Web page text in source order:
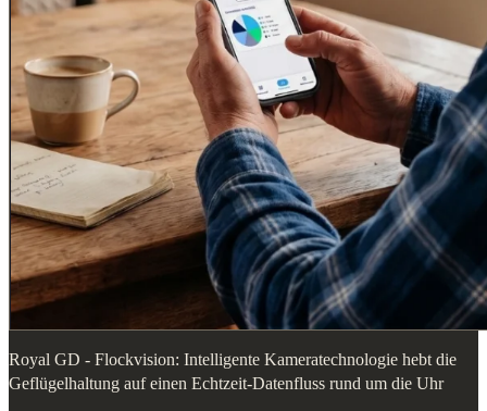
Royal GD - Flockvision: Intelligente Kameratechnologie hebt die
Geflügelhaltung auf einen Echtzeit-Datenfluss rund um die Uhr